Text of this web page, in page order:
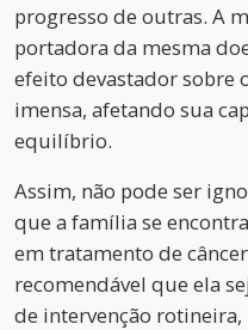
progresso de outras. A
portadora da mesma
efeito devastador sobre
imensa, afetando sua
equilíbrio.
Assim, não pode ser
que a família se
em tratamento de
recomendável que ela
de intervenção